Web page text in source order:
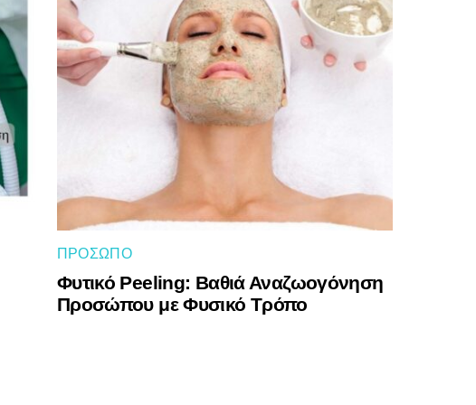
ΠΡΌΣΩΠΟ
Φυτικό Peeling: Βαθιά Αναζωογόνηση
Προσώπου με Φυσικό Τρόπο